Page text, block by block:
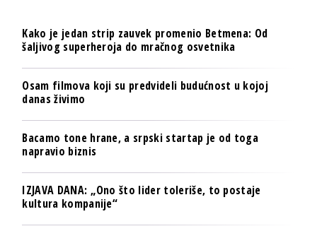
Kako je jedan strip zauvek promenio Betmena: Od
šaljivog superheroja do mračnog osvetnika
Osam filmova koji su predvideli budućnost u kojoj
danas živimo
Bacamo tone hrane, a srpski startap je od toga
napravio biznis
IZJAVA DANA: „Ono što lider toleriše, to postaje
kultura kompanije“